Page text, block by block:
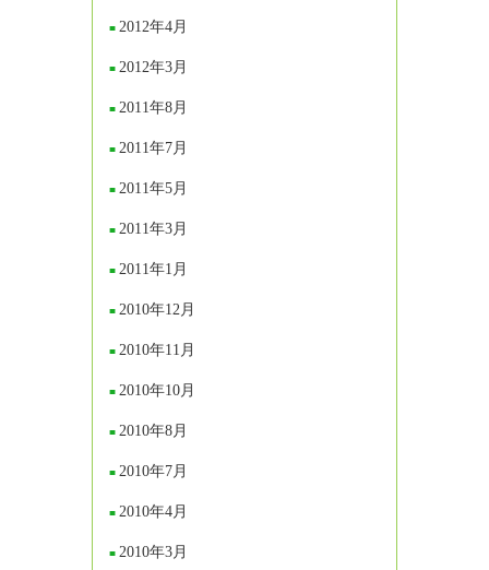
2012年4月
2012年3月
2011年8月
2011年7月
2011年5月
2011年3月
2011年1月
2010年12月
2010年11月
2010年10月
2010年8月
2010年7月
2010年4月
2010年3月